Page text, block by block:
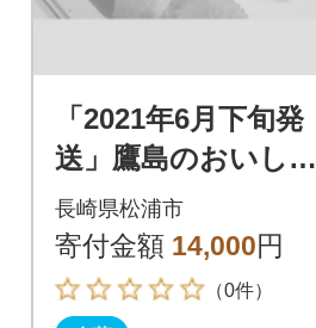
「2021年6月下旬発
送」鷹島のおいしか
タイ(約1.2kg)
長崎県松浦市
寄付金額 14,000円
（0件）